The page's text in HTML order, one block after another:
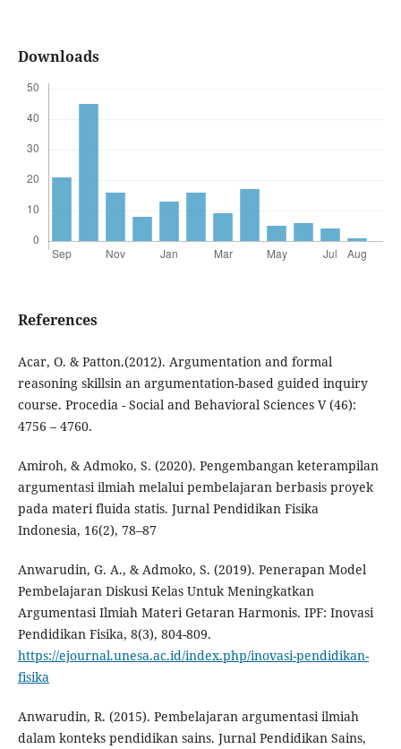
Downloads
References
Acar, O. & Patton.(2012). Argumentation and formal
reasoning skillsin an argumentation-based guided inquiry
course. Procedia - Social and Behavioral Sciences V (46):
4756 – 4760.
Amiroh, & Admoko, S. (2020). Pengembangan keterampilan
argumentasi ilmiah melalui pembelajaran berbasis proyek
pada materi fluida statis. Jurnal Pendidikan Fisika
Indonesia, 16(2), 78–87
Anwarudin, G. A., & Admoko, S. (2019). Penerapan Model
Pembelajaran Diskusi Kelas Untuk Meningkatkan
Argumentasi Ilmiah Materi Getaran Harmonis. IPF: Inovasi
Pendidikan Fisika, 8(3), 804-809.
https://ejournal.unesa.ac.id/index.php/inovasi-pendidikan-
fisika
Anwarudin, R. (2015). Pembelajaran argumentasi ilmiah
dalam konteks pendidikan sains. Jurnal Pendidikan Sains,